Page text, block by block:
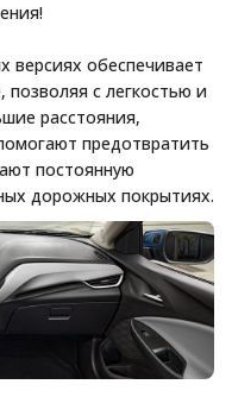
версиях обеспечивает
с легкостью и
расстояния,
предотвратить
постоянную
дорожных покрытиях.